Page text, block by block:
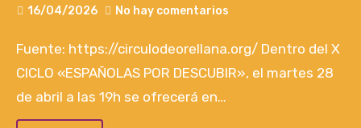
16/04/2026 No hay comentarios
Fuente: https://circulodeorellana.org/ Dentro del X
CICLO «ESPAÑOLAS POR DESCUBIR», el martes 28
de abril a las 19h se ofrecerá en…